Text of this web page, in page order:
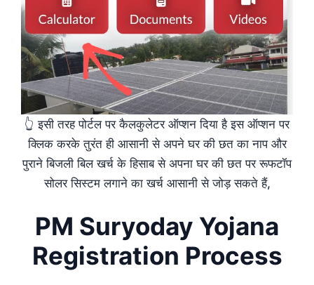
👆 इसी तरह पोर्टल पर कैलकुलेटर ऑप्शन दिया है इस ऑप्शन पर
क्लिक करके तुरंत ही आसानी से अपने घर की छत का नाप और
पुराने बिजली बिल खर्च के हिसाब से अपना घर की छत पर रूफटॉप
सोलर सिस्टम लगाने का खर्च आसानी से जोड़ सकते हैं,
PM Suryoday Yojana
Registration Process